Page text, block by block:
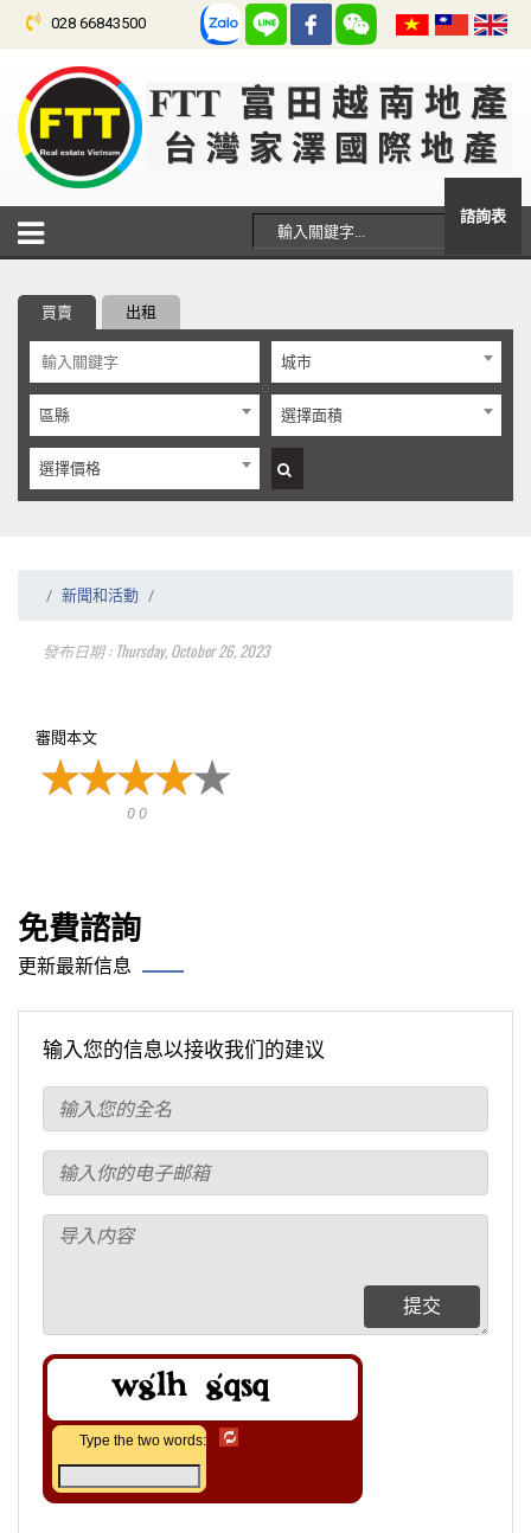
028 66843500
買賣 出租
城市
區縣 選擇面積
選擇價格
新聞和活動
發布日期 : Thursday, October 26, 2023
審閱本文
0 0
免費諮詢
更新最新信息
输入您的信息以接收我们的建议
提交
Type the two words:
諮詢表